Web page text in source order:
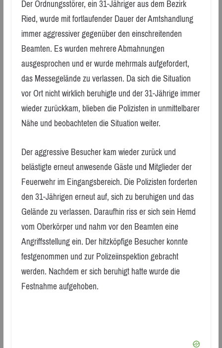
Der Ordnungsstörer, ein 31-Jähriger aus dem Bezirk
Ried, wurde mit fortlaufender Dauer der Amtshandlung
immer aggressiver gegenüber den einschreitenden
Beamten. Es wurden mehrere Abmahnungen
ausgesprochen und er wurde mehrmals aufgefordert,
das Messegelände zu verlassen. Da sich die Situation
vor Ort nicht wirklich beruhigte und der 31-Jährige immer
wieder zurückkam, blieben die Polizisten in unmittelbarer
Nähe und beobachteten die Situation weiter.
Der aggressive Besucher kam wieder zurück und
belästigte erneut anwesende Gäste und Mitglieder der
Feuerwehr im Eingangsbereich. Die Polizisten forderten
den 31-Jährigen erneut auf, sich zu beruhigen und das
Gelände zu verlassen. Daraufhin riss er sich sein Hemd
vom Oberkörper und nahm vor den Beamten eine
Angriffsstellung ein. Der hitzköpfige Besucher konnte
festgenommen und zur Polizeiinspektion gebracht
werden. Nachdem er sich beruhigt hatte wurde die
Festnahme aufgehoben.